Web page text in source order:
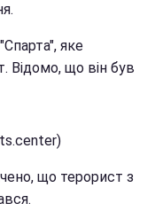
яке
Відомо, що він був
що терорист з